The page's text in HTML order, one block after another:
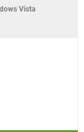
Vista